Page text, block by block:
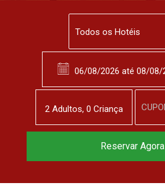
2 Adultos, 0 Criança
Reservar Agora